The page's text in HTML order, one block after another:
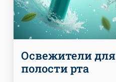
Освежители для
полости рта